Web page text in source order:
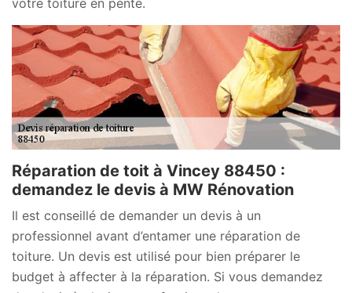
votre toiture en pente.
Réparation de toit à Vincey 88450 :
demandez le devis à MW Rénovation
Il est conseillé de demander un devis à un
professionnel avant d’entamer une réparation de
toiture. Un devis est utilisé pour bien préparer le
budget à affecter à la réparation. Si vous demandez